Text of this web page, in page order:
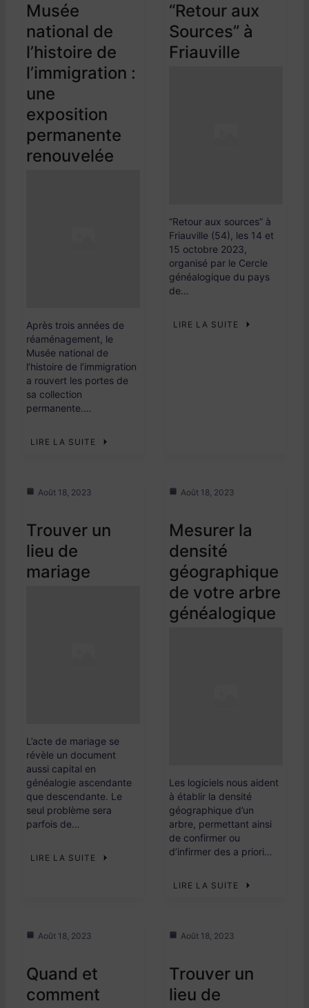
Musée
national de
l’histoire de
l’immigration :
une
exposition
permanente
renouvelée
Après trois années de
réaménagement, le
Musée national de
l’histoire de l’immigration
a rouvert les portes de
sa collection
permanente.…
LIRE LA SUITE
“Retour aux
Sources” à
Friauville
“Retour aux sources” à
Friauville (54), les 14 et
15 octobre 2023,
organisé par le Cercle
généalogique du pays
de…
LIRE LA SUITE
Août 18, 2023
Trouver un
lieu de
mariage
L’acte de mariage se
révèle un document
aussi capital en
généalogie ascendante
que descendante. Le
seul problème sera
parfois de…
LIRE LA SUITE
Août 18, 2023
Mesurer la
densité
géographique
de votre arbre
généalogique
Les logiciels nous aident
à établir la densité
géographique d’un
arbre, permettant ainsi
de confirmer ou
d’infirmer des a priori…
LIRE LA SUITE
Août 18, 2023
Quand et
comment
Août 18, 2023
Trouver un
lieu de